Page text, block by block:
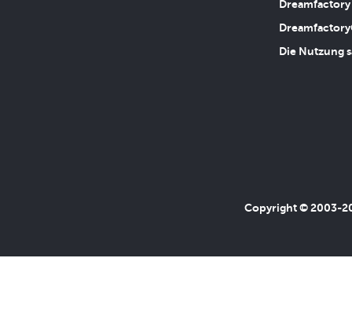
Die Nutzung
Copyright © 2003-